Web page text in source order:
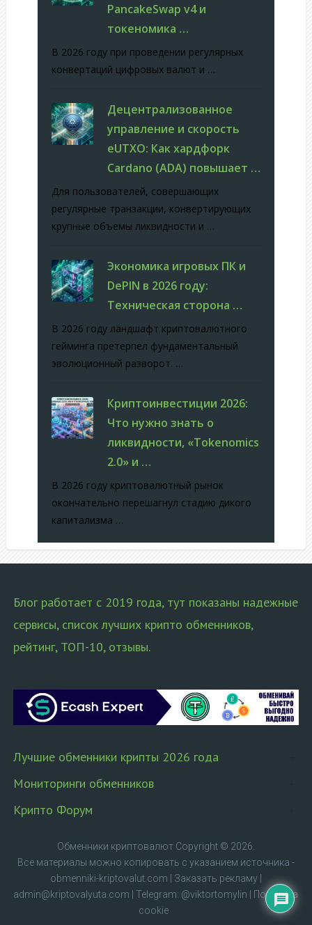
PancakeSwap v4 и
токеномика …
В 2026 году при проведении регулярных
конвертаций цифровых валют и …
Децентрализованное
управление и скорость
eUTXO: Как хардфорк
Cardano (ADA) повышает …
Для пользователей, совершающих
регулярные транзакции, конвертирующих
крупные объемы ликвидности и …
Экономика игровых ПК и
DePIN в 2026 году:
Техническая сторона …
В 2026 году ландшафт криптовалютного
гейминга претерпел фундаментальный
эволюционный разворот. …
Криптоинвестиции 2026:
Что нужно знать о
ликвидности, «Tokenomics
2.0» и …
В 2026 году криптовалютный рынок
окончательно перешагнул стадию дикого
капитализма …
Блог работает с 2019 года, тут показаны надежные
сервисы, список лучших крипто обменников,
рейтинг, ТОП-10, отзывы.
Лучшие обменники крипты 2026 года
Мониторинги обменников
Крипто Форум
Обменники криптовалютCopyright © 2026.
Все материалы можно копировать с указанием источника -
obmenniki-kriptovalut.com
Заказать рекламу|
admin@kriptovalyuta.com
Telegram: @viktortomylin
Политика
cookie